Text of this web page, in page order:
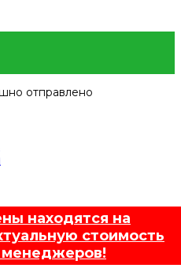
отправлено
находятся на
стоимость
менеджеров!